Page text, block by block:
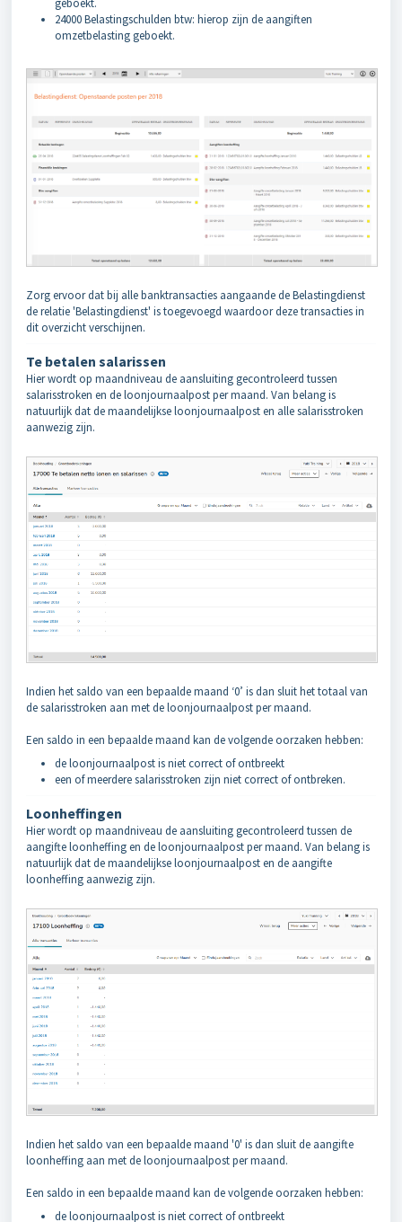
geboekt.
24000 Belastingschulden btw: hierop zijn de aangiften
omzetbelasting geboekt.
Zorg ervoor dat bij alle banktransacties aangaande de Belastingdienst
de relatie 'Belastingdienst' is toegevoegd waardoor deze transacties in
dit overzicht verschijnen.
Te betalen salarissen
Hier wordt op maandniveau de aansluiting gecontroleerd tussen
salarisstroken en de loonjournaalpost per maand. Van belang is
natuurlijk dat de maandelijkse loonjournaalpost en alle salarisstroken
aanwezig zijn.
Indien het saldo van een bepaalde maand ‘0’ is dan sluit het totaal van
de salarisstroken aan met de loonjournaalpost per maand.
Een saldo in een bepaalde maand kan de volgende oorzaken hebben:
de loonjournaalpost is niet correct of ontbreekt
een of meerdere salarisstroken zijn niet correct of ontbreken.
Loonheffingen
Hier wordt op maandniveau de aansluiting gecontroleerd tussen de
aangifte loonheffing en de loonjournaalpost per maand. Van belang is
natuurlijk dat de maandelijkse loonjournaalpost en de aangifte
loonheffing aanwezig zijn.
Indien het saldo van een bepaalde maand '0' is dan sluit de aangifte
loonheffing aan met de loonjournaalpost per maand.
Een saldo in een bepaalde maand kan de volgende oorzaken hebben:
de loonjournaalpost is niet correct of ontbreekt